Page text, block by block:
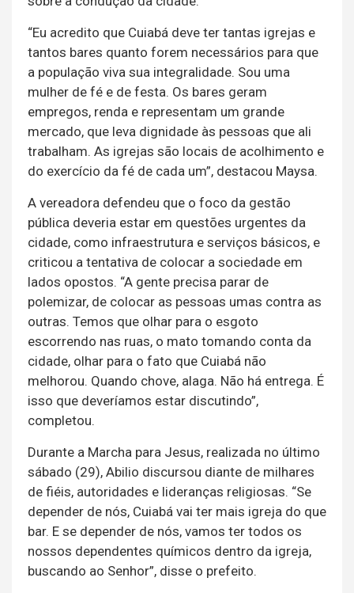
“Eu acredito que Cuiabá deve ter tantas igrejas e
tantos bares quanto forem necessários para que
a população viva sua integralidade. Sou uma
mulher de fé e de festa. Os bares geram
empregos, renda e representam um grande
mercado, que leva dignidade às pessoas que ali
trabalham. As igrejas são locais de acolhimento e
do exercício da fé de cada um”, destacou Maysa.
A vereadora defendeu que o foco da gestão
pública deveria estar em questões urgentes da
cidade, como infraestrutura e serviços básicos, e
criticou a tentativa de colocar a sociedade em
lados opostos. “A gente precisa parar de
polemizar, de colocar as pessoas umas contra as
outras. Temos que olhar para o esgoto
escorrendo nas ruas, o mato tomando conta da
cidade, olhar para o fato que Cuiabá não
melhorou. Quando chove, alaga. Não há entrega. É
isso que deveríamos estar discutindo”,
completou.
Durante a Marcha para Jesus, realizada no último
sábado (29), Abilio discursou diante de milhares
de fiéis, autoridades e lideranças religiosas. “Se
depender de nós, Cuiabá vai ter mais igreja do que
bar. E se depender de nós, vamos ter todos os
nossos dependentes químicos dentro da igreja,
buscando ao Senhor”, disse o prefeito.